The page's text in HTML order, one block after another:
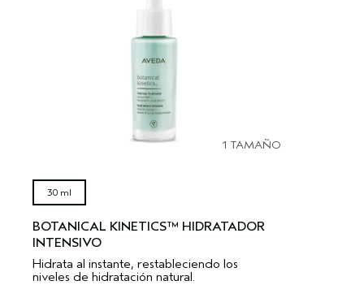
1 TAMAÑO
30 ml
BOTANICAL KINETICS™ HIDRATADOR
INTENSIVO
Hidrata al instante, restableciendo los
niveles de hidratación natural.